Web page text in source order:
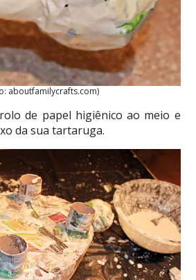
aboutfamilycrafts.com)
de papel higiênico ao meio e
da sua tartaruga.